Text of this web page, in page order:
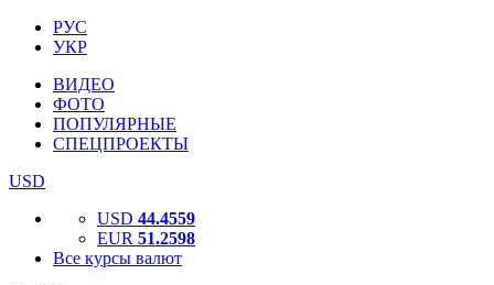
РУС
УКР
ВИДЕО
ФОТО
ПОПУЛЯРНЫЕ
СПЕЦПРОЕКТЫ
USD
USD 44.4559
EUR 51.2598
Все курсы валют